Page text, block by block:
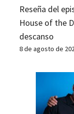
Reseña del
House of the
descanso
8 de agosto de